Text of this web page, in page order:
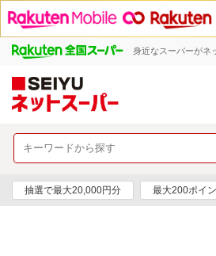
身近なスーパーがネ
抽選で最大20,000円分 最大200ポイン